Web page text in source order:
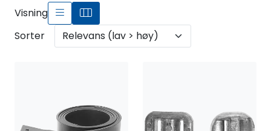
Visning
Sorter
Båtpleie/Opplag
Kampanje